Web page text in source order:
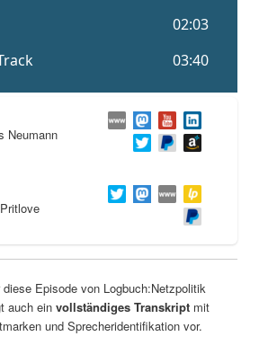
Neumann
diese Episode von Logbuch:Netzpolitik
auch ein vollständiges Transkriptmit
und Sprecheridentifikation vor.